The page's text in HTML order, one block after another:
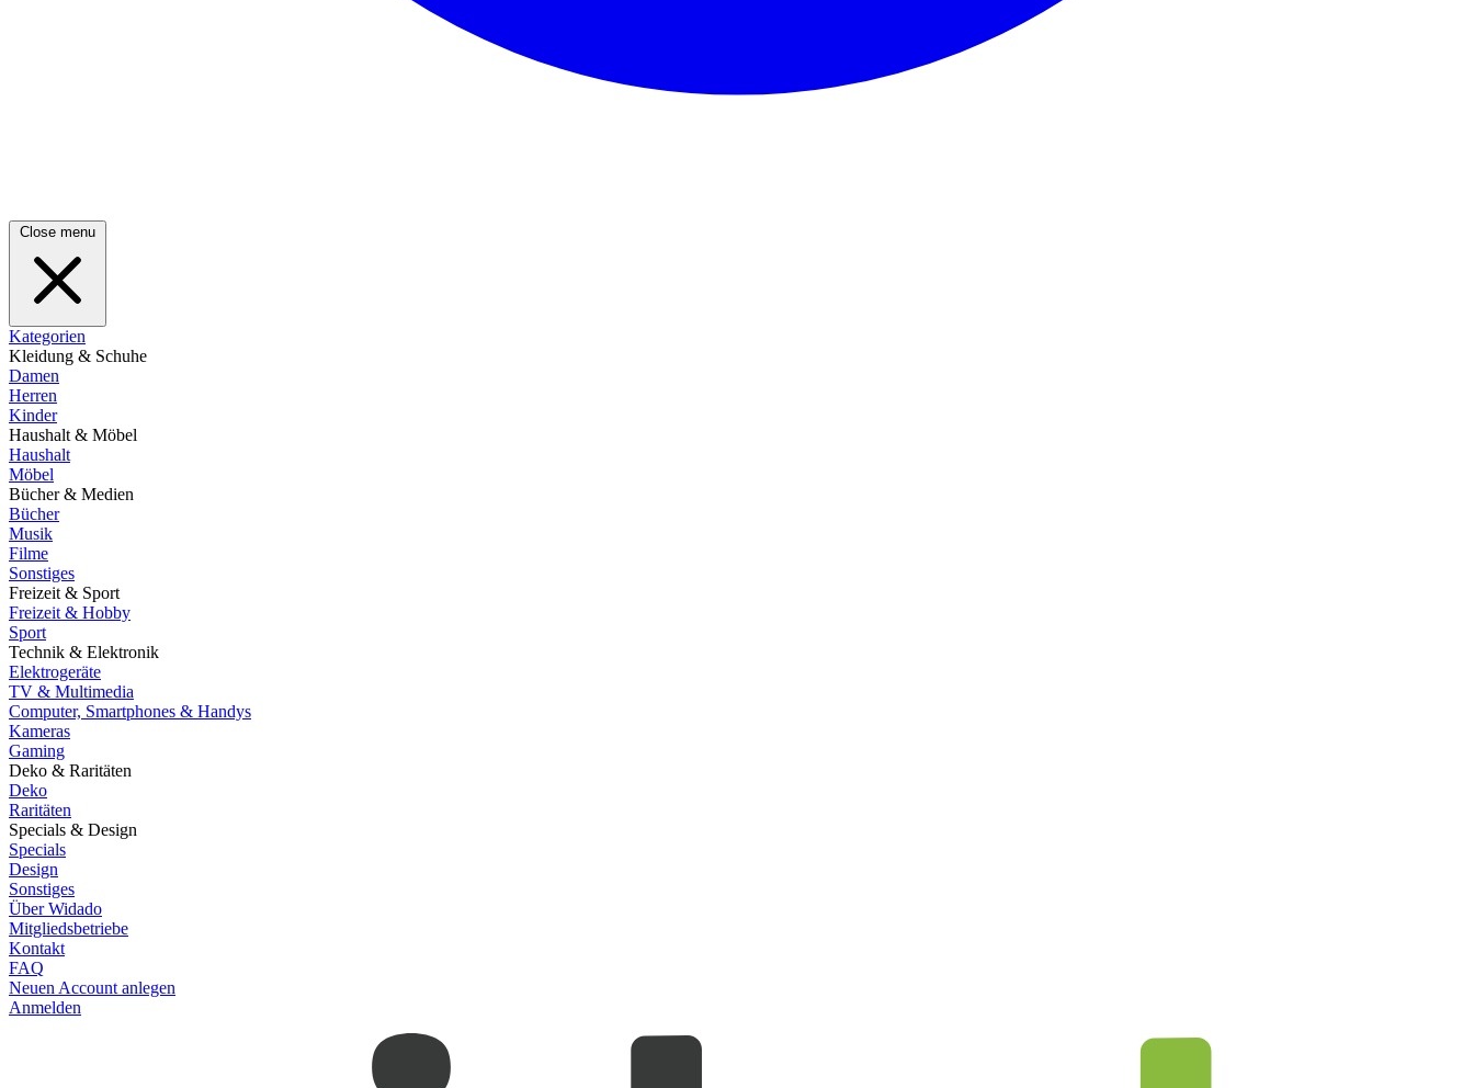
Close menu
Kategorien
Kleidung & Schuhe
Damen
Herren
Kinder
Haushalt & Möbel
Haushalt
Möbel
Bücher & Medien
Bücher
Musik
Filme
Sonstiges
Freizeit & Sport
Freizeit & Hobby
Sport
Technik & Elektronik
Elektrogeräte
TV & Multimedia
Computer, Smartphones & Handys
Kameras
Gaming
Deko & Raritäten
Deko
Raritäten
Specials & Design
Specials
Design
Sonstiges
Über Widado
Mitgliedsbetriebe
Kontakt
FAQ
Neuen Account anlegen
Anmelden